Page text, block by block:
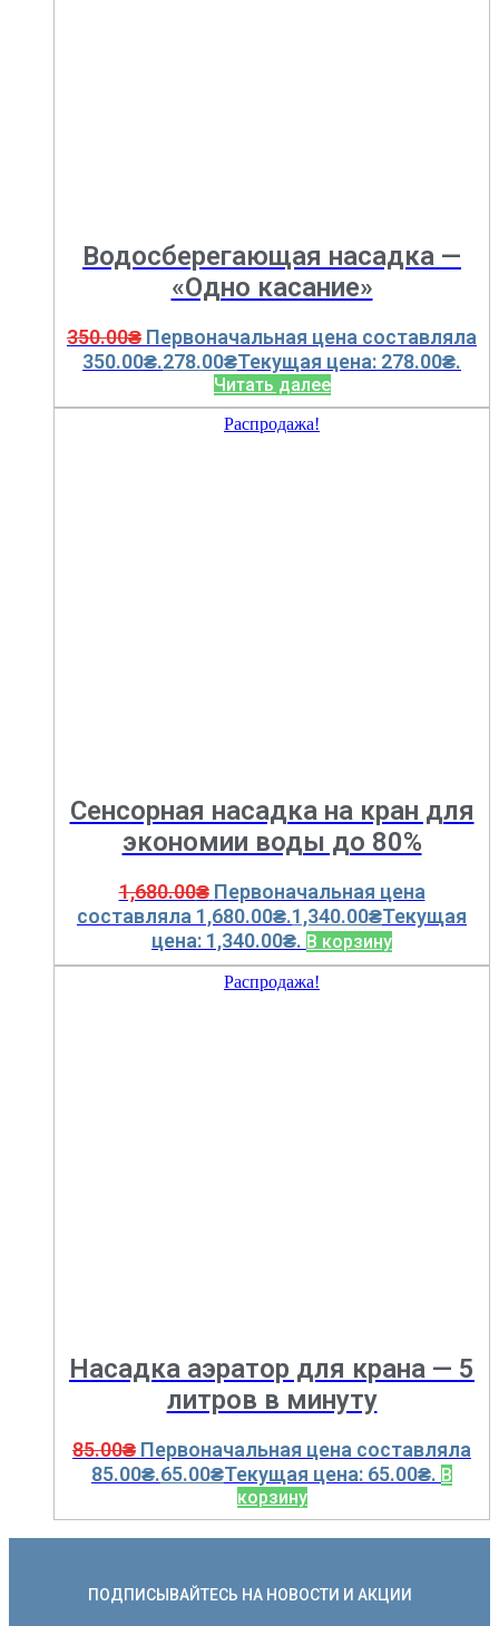
Водосберегающая насадка —
«Одно касание»
350.00₴ Первоначальная цена составляла
350.00₴.278.00₴Текущая цена: 278.00₴.
Читать далее
Распродажа!
Cенсорная насадка на кран для
экономии воды до 80%
1,680.00₴ Первоначальная цена
составляла 1,680.00₴.1,340.00₴Текущая
цена: 1,340.00₴. В корзину
Распродажа!
Насадка аэратор для крана — 5
литров в минуту
85.00₴ Первоначальная цена составляла
85.00₴.65.00₴Текущая цена: 65.00₴. В
корзину
ПОДПИСЫВАЙТЕСЬ НА НОВОСТИ И АКЦИИ